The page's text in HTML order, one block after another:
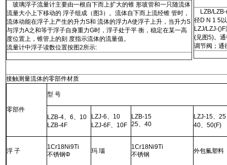
玻璃浮子流量计主要由一根自下而上扩大的锥 形玻管和一只随流体
流量大小上下移动的 浮子组成（图3）。流体自下而上流经锥 管时，
流体动能在浮子上产生的升力S和 流体的浮力A使浮子上升，当升力S
与浮力A之和等于浮子自身重力G时，浮子处于平 衡，稳定在某一高
度位置上，锥管上的刻 度指示流体的流量值。
流量计中浮子读数位置按图2所示:
LZB/LZB-
径D N 1 5
LZJ/LZJ-()F
(见图5)。
调节阀；通
接触测量流体的零部件材质
零部件
型 号
LZB-4 、6
10
LZB-4F
LZJ-6
10
LZJ-6F
10F
LZB-15
25 、40
LZJ-15 、25
40 、50(F)
浮 子
1Cr18Ni9Ti
不锈钢Φ 玛 瑙
1Cr18Ni9Ti
不锈钢
外包氟塑料